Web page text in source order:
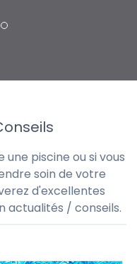
une piscine ou si vous
soin de votre
d'excellentes
actualités / conseils.